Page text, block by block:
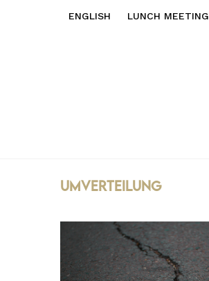
ENGLISH LUNCH MEETING
umverteilung